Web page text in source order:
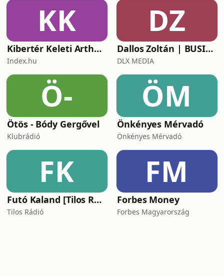
KK
Kibertér Keleti Arthurral
Index.hu
DZ
Dallos Zoltán | BUSINESS
DLX MEDIA
Ö-
Ötös - Bódy Gergővel
Klubrádió
ÖM
Önkényes Mérvadó
Önkényes Mérvadó
FK
Futó Kaland [Tilos Rádió podcast]
Tilos Rádió
FM
Forbes Money
Forbes Magyarország